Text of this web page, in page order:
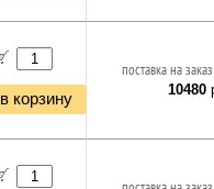
в корзину
поставка на
10480